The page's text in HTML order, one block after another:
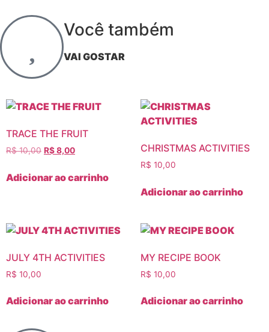
Você também
VAI GOSTAR
TRACE THE FRUIT
R$10,00 R$8,00
Adicionar ao carrinho
CHRISTMAS ACTIVITIES
R$ 10,00
Adicionar ao carrinho
JULY 4TH ACTIVITIES
R$ 10,00
Adicionar ao carrinho
MY RECIPE BOOK
R$ 10,00
Adicionar ao carrinho